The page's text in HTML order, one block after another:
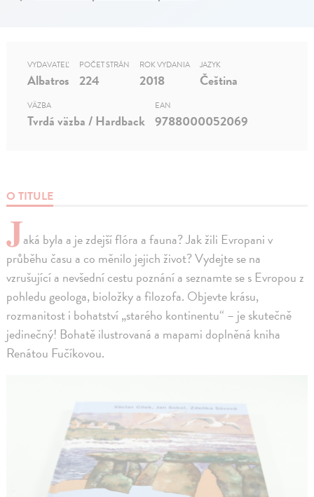
O TITULE
Jaká byla a je zdejší flóra a fauna? Jak žili Evropani v
průběhu času a co měnilo jejich život? Vydejte se na
vzrušující a nevšední cestu poznání a seznamte se s Evropou z
pohledu geologa, bioložky a filozofa. Objevte krásu,
rozmanitost i bohatství „starého kontinentu“ – je skutečně
jedinečný! Bohatě ilustrovaná a mapami doplněná kniha
Renátou Fučíkovou.
VYDAVATEĽ
Albatros
POČET STRÁN
224
ROK VYDANIA
2018
JAZYK
Čeština
VÄZBA
Tvrdá väzba / Hardback
EAN
9788000052069